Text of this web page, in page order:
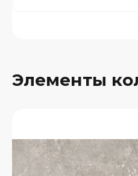
Элементы